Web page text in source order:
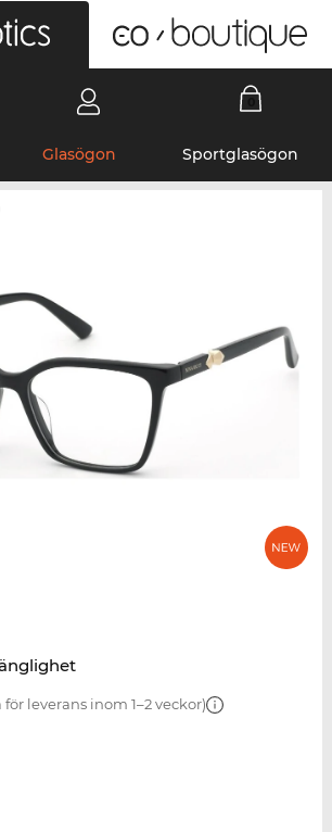
Glasögon Sportglasögon
för leverans inom 1–2 veckor)